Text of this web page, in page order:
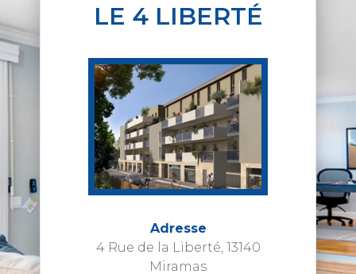
LE 4 LIBERTÉ
Adresse
4 Rue de la Liberté, 13140
Miramas